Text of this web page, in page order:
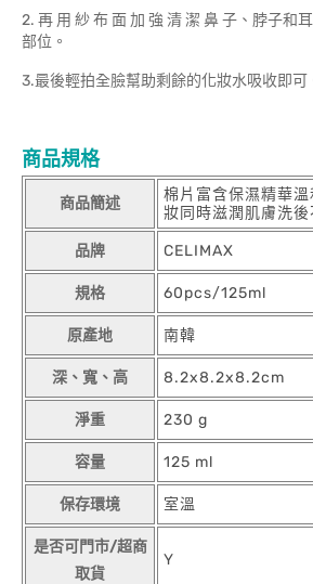
2. 再 用 紗 布 面 加 強 清 潔 鼻 子、脖子和
部位。
3.最後輕拍全臉幫助剩餘的化妝水吸收即可
商品規格
商品簡述
棉片富含保濕精華
妝同時滋潤肌膚洗
品牌 CELIMAX
規格 60pcs/125ml
原產地 南韓
深、寬、高 8.2x8.2x8.2cm
淨重 230 g
容量 125 ml
保存環境 室溫
是否可門市/超商
取貨
Y